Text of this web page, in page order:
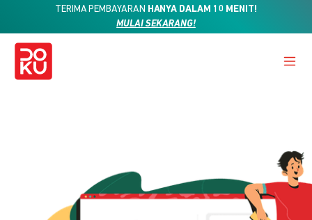
TERIMA PEMBAYARAN HANYA DALAM 10 MENIT!
MULAI SEKARANG!